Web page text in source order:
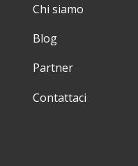
Chi siamo
Blog
Partner
Contattaci